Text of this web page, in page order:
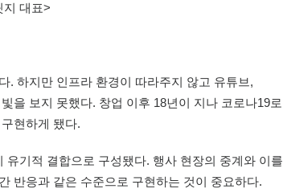
지 대표>
. 하지만 인프라 환경이 따라주지 않고 유튜브,
을 보지 못했다. 창업 이후 18년이 지나 코로나19로
현하게 됐다.
기적 결합으로 구성됐다. 행사 현장의 중계와 이를
반응과 같은 수준으로 구현하는 것이 중요하다.